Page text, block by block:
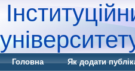
Головна Як додати